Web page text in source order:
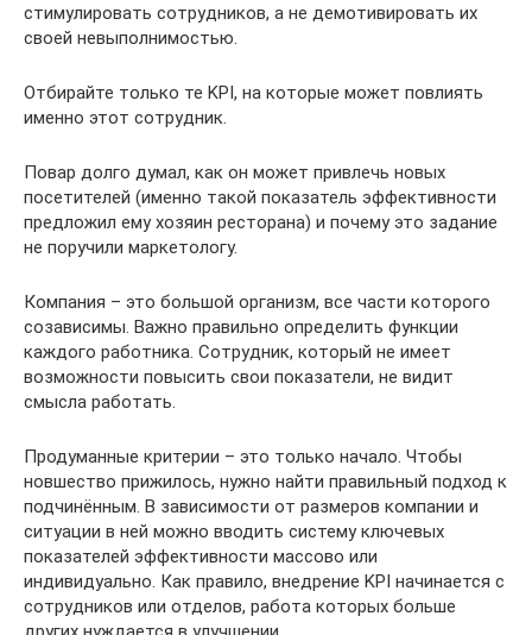
стимулировать сотрудников, а не демотивировать их
своей невыполнимостью.
Отбирайте только те KPI, на которые может повлиять
именно этот сотрудник.
Повар долго думал, как он может привлечь новых
посетителей (именно такой показатель эффективности
предложил ему хозяин ресторана) и почему это задание
не поручили маркетологу.
Компания – это большой организм, все части которого
созависимы. Важно правильно определить функции
каждого работника. Сотрудник, который не имеет
возможности повысить свои показатели, не видит
смысла работать.
Продуманные критерии – это только начало. Чтобы
новшество прижилось, нужно найти правильный подход к
подчинённым. В зависимости от размеров компании и
ситуации в ней можно вводить систему ключевых
показателей эффективности массово или
индивидуально. Как правило, внедрение KPI начинается с
сотрудников или отделов, работа которых больше